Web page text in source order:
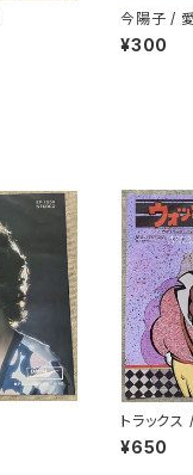
今陽子 /
ラベル
¥300
トラックス
¥650